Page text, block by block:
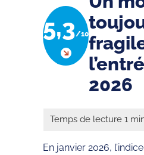
5,3/10
2026
En janvier 2026,